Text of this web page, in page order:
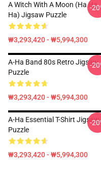
A Witch With A Moon (ha Ha
Ha) Jigsaw Puzzle
₩3,293,420 - ₩5,994,300
-
A-Ha Band 80s Retro Jigsaw
Puzzle
₩3,293,420 - ₩5,994,300
-
A-Ha Essential T-Shirt Jigsaw
Puzzle
₩3,293,420 - ₩5,994,300
-